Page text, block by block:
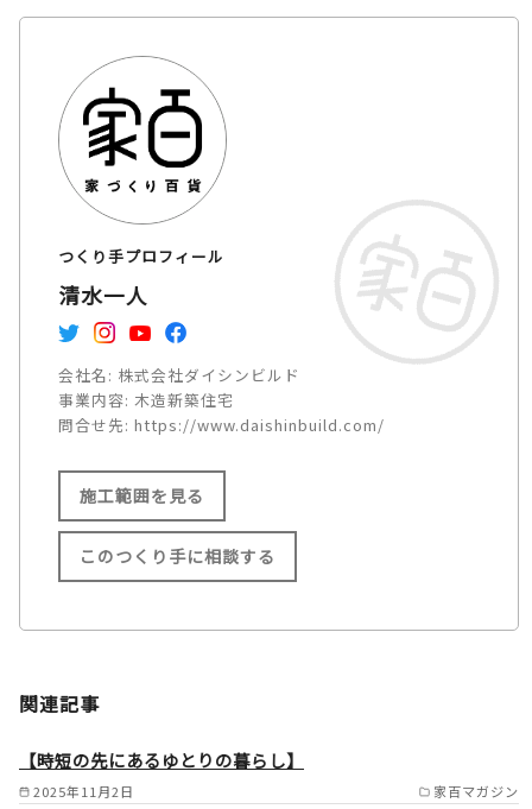
つくり手プロフィール
清水一人
会社名: 株式会社ダイシンビルド
事業内容: 木造新築住宅
問合せ先: https://www.daishinbuild.com/
施工範囲を見る
施工範囲
市/箕面市/池田市/川西市/宝塚
市/伊丹市/尼崎市/西宮市/芦屋
このつくり手に相談する
関連記事
2025年11月2日 家百マガジン
【時短の先にあるゆとりの暮らし】